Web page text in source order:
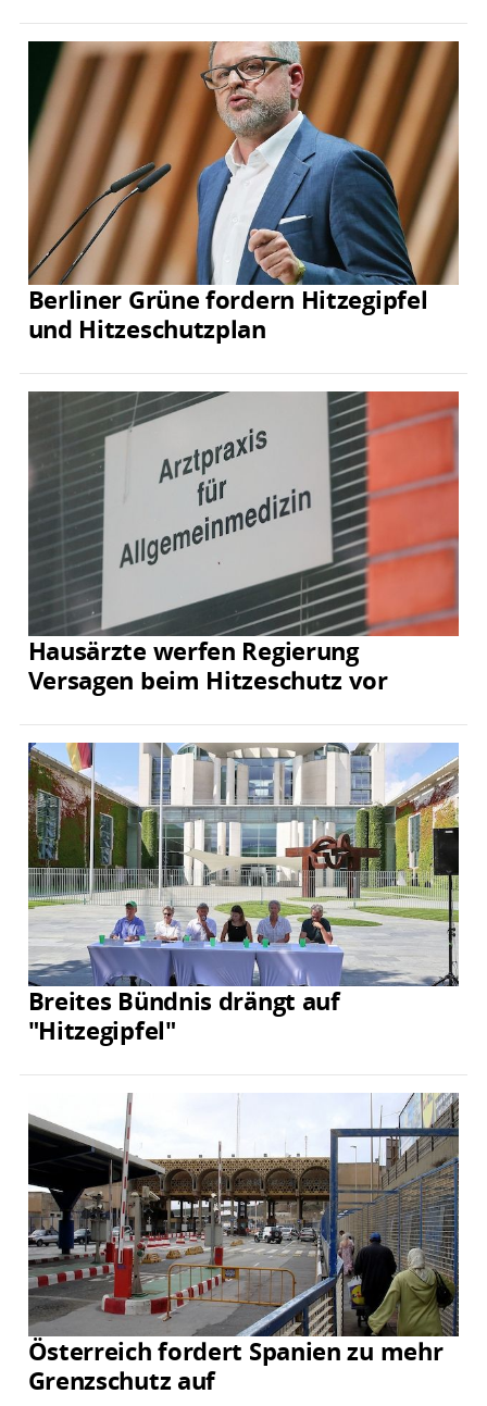
Berliner Grüne fordern Hitzegipfel
und Hitzeschutzplan
Hausärzte werfen Regierung
Versagen beim Hitzeschutz vor
Breites Bündnis drängt auf
"Hitzegipfel"
Österreich fordert Spanien zu mehr
Grenzschutz auf